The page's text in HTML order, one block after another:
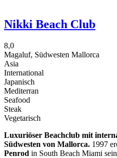
Nikki Beach Club
8,0
Magaluf, Südwesten Mallorca
Asia
International
Japanisch
Mediterran
Seafood
Steak
Vegetarisch
Luxuriöser Beachclub mit
Südwesten von Mallorca. 1997
Penrod in South Beach Miami